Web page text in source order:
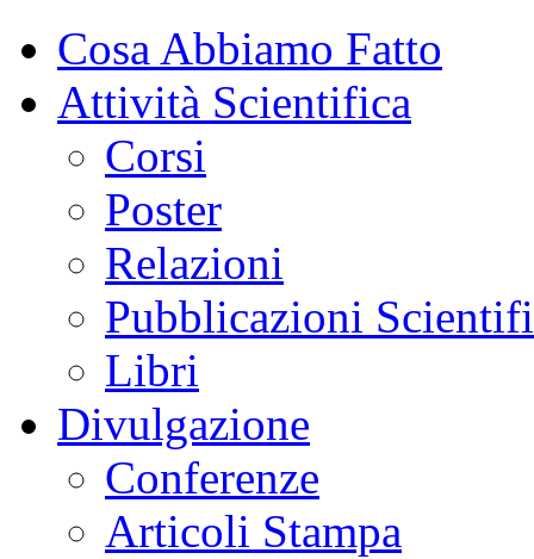
Cosa Abbiamo Fatto
Attività Scientifica
Corsi
Poster
Relazioni
Pubblicazioni
Libri
Divulgazione
Conferenze
Articoli Stampa